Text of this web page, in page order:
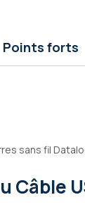
Points forts
sans fil
Câble